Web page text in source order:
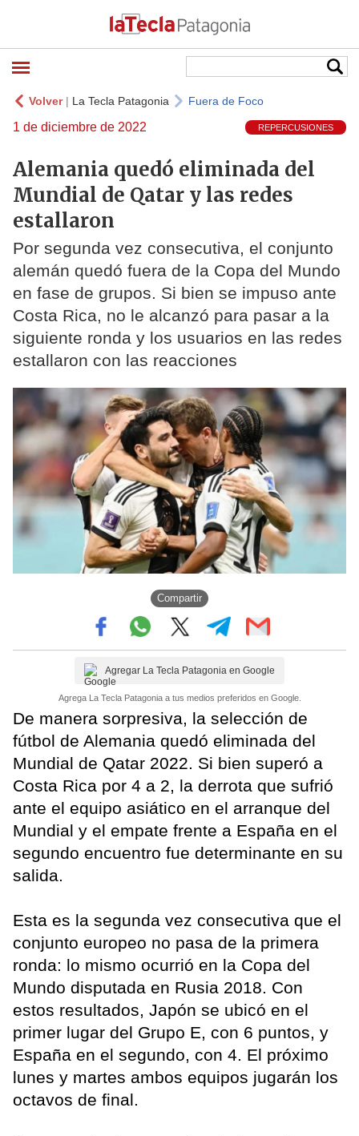
Volver| La Tecla Patagonia Fuera de Foco
1 de diciembre de 2022 REPERCUSIONES
Alemania quedó eliminada del
Mundial de Qatar y las redes
estallaron
Por segunda vez consecutiva, el conjunto
alemán quedó fuera de la Copa del Mundo
en fase de grupos. Si bien se impuso ante
Costa Rica, no le alcanzó para pasar a la
siguiente ronda y los usuarios en las redes
estallaron con las reacciones
Compartir
Agregar La Tecla Patagonia en Google
Agrega La Tecla Patagonia a tus medios preferidos en Google.
De manera sorpresiva, la selección de
fútbol de Alemania quedó eliminada del
Mundial de Qatar 2022. Si bien superó a
Costa Rica por 4 a 2, la derrota que sufrió
ante el equipo asiático en el arranque del
Mundial y el empate frente a España en el
segundo encuentro fue determinante en su
salida.
Esta es la segunda vez consecutiva que el
conjunto europeo no pasa de la primera
ronda: lo mismo ocurrió en la Copa del
Mundo disputada en Rusia 2018. Con
estos resultados, Japón se ubicó en el
primer lugar del Grupo E, con 6 puntos, y
España en el segundo, con 4. El próximo
lunes y martes ambos equipos jugarán los
octavos de final.